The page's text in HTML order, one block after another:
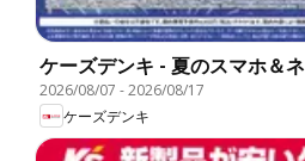
ケーズデンキ - 夏のスマホ＆
2026/08/07 -2026/08/17
ケーズデンキ